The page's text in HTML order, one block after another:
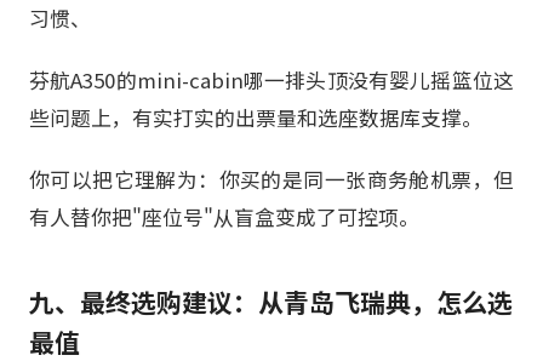
习惯、
芬航A350的mini-cabin哪一排头顶没有婴儿摇篮位这
些问题上，有实打实的出票量和选座数据库支撑。
你可以把它理解为：你买的是同一张商务舱机票，但
有人替你把"座位号"从盲盒变成了可控项。
九、最终选购建议：从青岛飞瑞典，怎么选
最值